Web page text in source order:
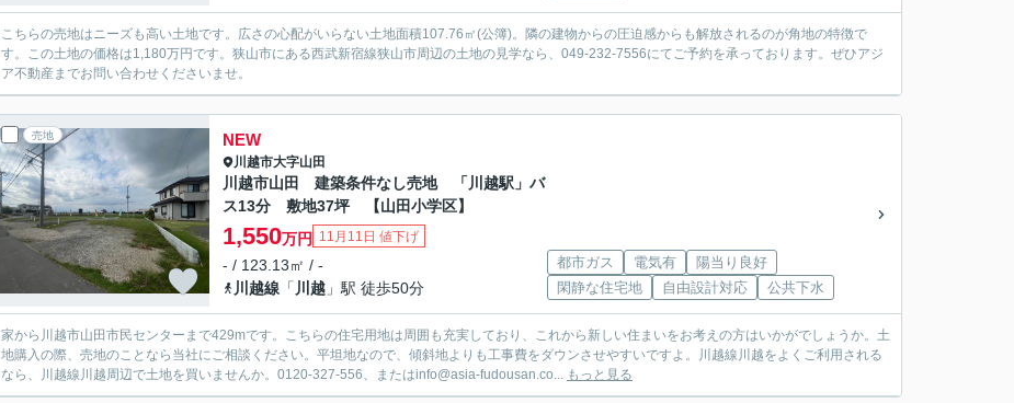
こちらの売地はニーズも高い土地です。広さの心配がいらない土地面積107.76㎡(公簿)。隣の建物からの圧迫感からも解放されるのが角地の特徴で
す。この土地の価格は1,180万円です。狭山市にある西武新宿線狭山市周辺の土地の見学なら、049-232-7556にてご予約を承っております。ぜひアジ
ア不動産までお問い合わせくださいませ。
売地 NEW
川越市大字山田
川越市山田 建築条件なし売地 「川越駅」バ
ス13分 敷地37坪 【山田小学区】
1,550万円 11月11日 値下げ
- / 123.13㎡ / -
川越線 「 川越 」駅 徒歩50分
都市ガス 電気有
陽当り良好
閑静な住宅地
自由設計対応 公共下水
家から川越市山田市民センターまで429mです。こちらの住宅用地は周囲も充実しており、これから新しい住まいをお考えの方はいかがでしょうか。土
地購入の際、売地のことなら当社にご相談ください。平坦地なので、傾斜地よりも工事費をダウンさせやすいですよ。川越線川越をよくご利用される
なら、川越線川越周辺で土地を買いませんか。0120-327-556、またはinfo@asia-fudousan.co... もっと見る